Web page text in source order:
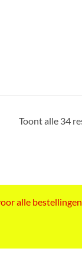
Toont alle 34
alle